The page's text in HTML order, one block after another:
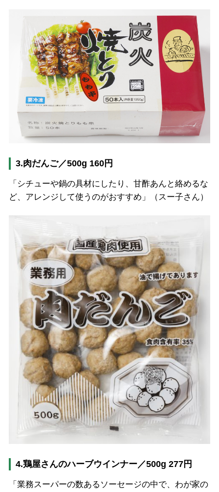
3.肉だんご／500g 160円
「シチューや鍋の具材にしたり、甘酢あんと絡めるな
ど、アレンジして使うのがおすすめ」（スー子さん）
4.鶏屋さんのハーブウインナー／500g 277円
「業務スーパーの数あるソーセージの中で、わが家の